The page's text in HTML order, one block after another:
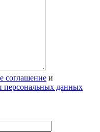
соглашение и
персональных данных